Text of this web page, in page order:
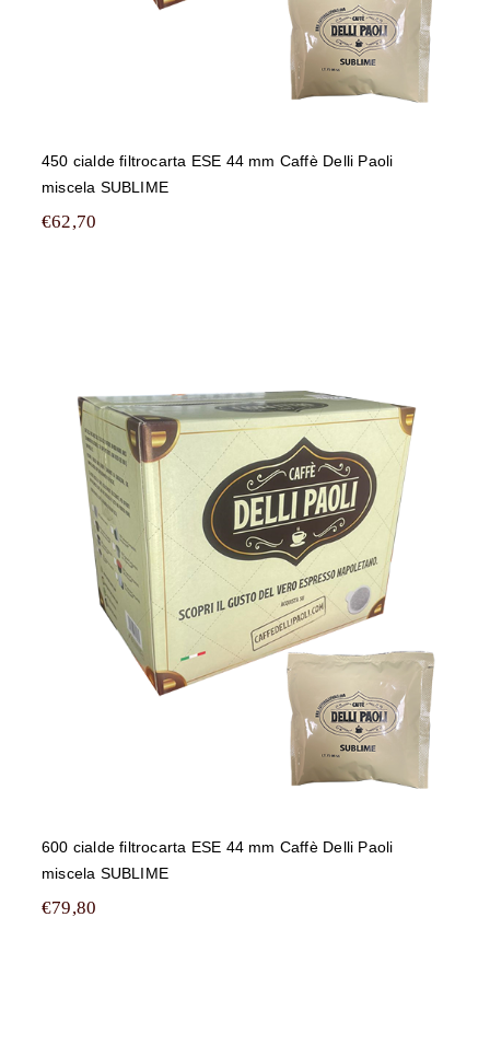
450 cialde filtrocarta ESE 44 mm Caffè Delli Paoli
miscela SUBLIME
€62,70
600 cialde filtrocarta ESE 44 mm
Caffè Delli Paoli miscela SUBLIME
600 cialde filtrocarta ESE 44 mm Caffè Delli Paoli
miscela SUBLIME
€79,80